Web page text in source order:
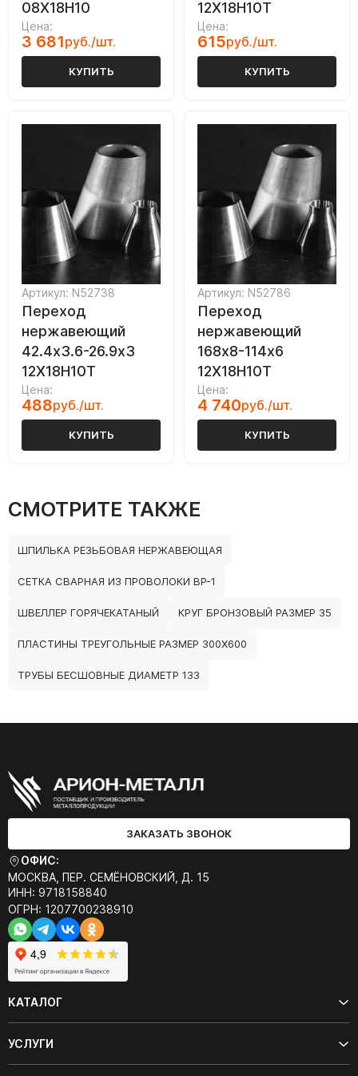
08Х18Н10
Цена:
3 681руб./шт.
КУПИТЬ
12Х18Н10Т
Цена:
615руб./шт.
КУПИТЬ
Артикул: N52738
Переход
нержавеющий
42.4х3.6-26.9х3
12Х18Н10Т
Цена:
488руб./шт.
КУПИТЬ
Артикул: N52786
Переход
нержавеющий
168х8-114х6
12Х18Н10Т
Цена:
4 740руб./шт.
КУПИТЬ
СМОТРИТЕ ТАКЖЕ
ШПИЛЬКА РЕЗЬБОВАЯ НЕРЖАВЕЮЩАЯ
СЕТКА СВАРНАЯ ИЗ ПРОВОЛОКИ ВР-1
ШВЕЛЛЕР ГОРЯЧЕКАТАНЫЙ КРУГ БРОНЗОВЫЙ РАЗМЕР 35
ПЛАСТИНЫ ТРЕУГОЛЬНЫЕ РАЗМЕР 300Х600
ТРУБЫ БЕСШОВНЫЕ ДИАМЕТР 133
ЗАКАЗАТЬ ЗВОНОК
ОФИС:
МОСКВА, ПЕР. СЕМЁНОВСКИЙ, Д. 15
ИНН: 9718158840
ОГРН: 1207700238910
КАТАЛОГ
УСЛУГИ